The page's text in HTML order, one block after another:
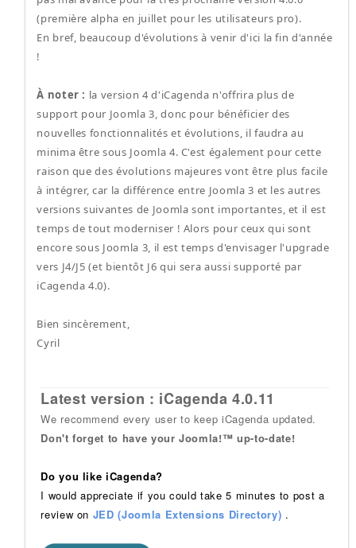
(première alpha en juillet pour les utilisateurs pro).
En bref, beaucoup d'évolutions à venir d'ici la fin d'année
!
À noter : la version 4 d'iCagenda n'offrira plus de
support pour Joomla 3, donc pour bénéficier des
nouvelles fonctionnalités et évolutions, il faudra au
minima être sous Joomla 4. C'est également pour cette
raison que des évolutions majeures vont être plus facile
à intégrer, car la différence entre Joomla 3 et les autres
versions suivantes de Joomla sont importantes, et il est
temps de tout moderniser ! Alors pour ceux qui sont
encore sous Joomla 3, il est temps d'envisager l'upgrade
vers J4/J5 (et bientôt J6 qui sera aussi supporté par
iCagenda 4.0).
Bien sincèrement,
Cyril
Latest version : iCagenda 4.0.11
We recommend every user to keep iCagenda updated.
Don't forget to have your Joomla!™ up-to-date!
Do you like iCagenda?
I would appreciate if you could take 5 minutes to post a
review on JED (Joomla Extensions Directory) .